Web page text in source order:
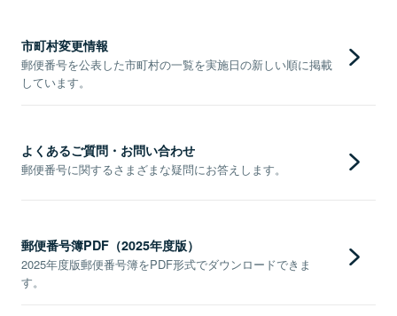
市町村変更情報
郵便番号を公表した市町村の一覧を実施日の新しい順に掲載
しています。
よくあるご質問・お問い合わせ
郵便番号に関するさまざまな疑問にお答えします。
郵便番号簿PDF（2025年度版）
2025年度版郵便番号簿をPDF形式でダウンロードできま
す。